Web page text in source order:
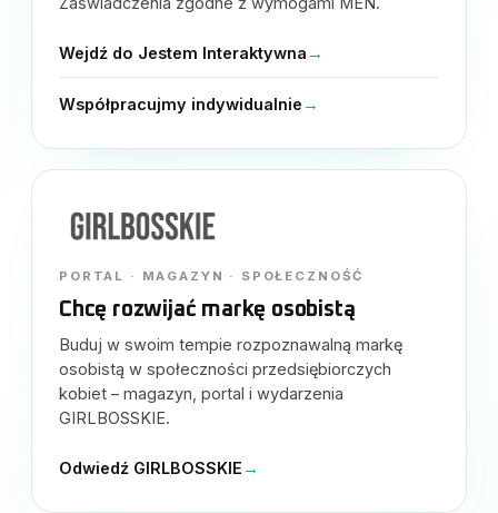
Wejdź do Jestem Interaktywna →
Współpracujmy indywidualnie →
PORTAL · MAGAZYN · SPOŁECZNOŚĆ
Chcę rozwijać markę osobistą
Buduj w swoim tempie rozpoznawalną markę
osobistą w społeczności przedsiębiorczych
kobiet – magazyn, portal i wydarzenia
GIRLBOSSKIE.
Odwiedź GIRLBOSSKIE →